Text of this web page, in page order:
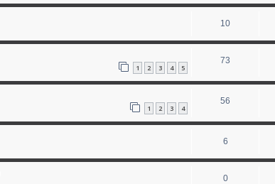
10
1 2 3 4 5
73
1 2 3 4
56
6
0